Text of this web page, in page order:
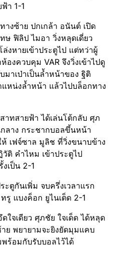
า 1-1
งซ้าย ปกเกล้า อนันต์ เปิด
ษ ฟิลิป ไมอา วิ่งหลุดเดี่ยว
งหายเข้าประตูไป แต่ทว่าผู้
องควบคุม VAR จึงวิ่งเข้าไปดู
าเป่าเป็นล้ำหน้าของ ฐิติ
หน่งล้ำหน้า แล้วไปบล็อกทาง
าทสายฟ้า ได้เล่นโต้กลับ ศุภ
ลาง กระชากบอลขึ้นหน้า
เฟจ์ซาล มูลิช ที่วิ่งขนาบข้าง
วัติ คำไหม เข้าประตูไป
เป็น 2-1
ตูกันเพิ่ม จบครึ่งเวลาแรก
รู แบงค็อก ยูไนเต็ด 2-1
ใจเดียว ศุภชัย ใจเด็ด ได้หลุด
ย พยายามจะยิงยัดมุมแคบ
ร้อมกับรับบอลไว้ได้